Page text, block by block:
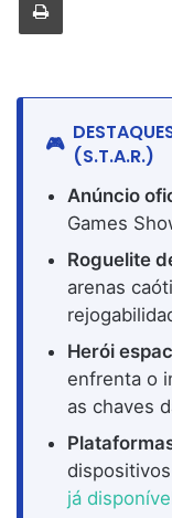
(S.T.A.R.)
Anúncio
Games
Roguelite
arenas
Herói
enfrenta o
as chaves
já